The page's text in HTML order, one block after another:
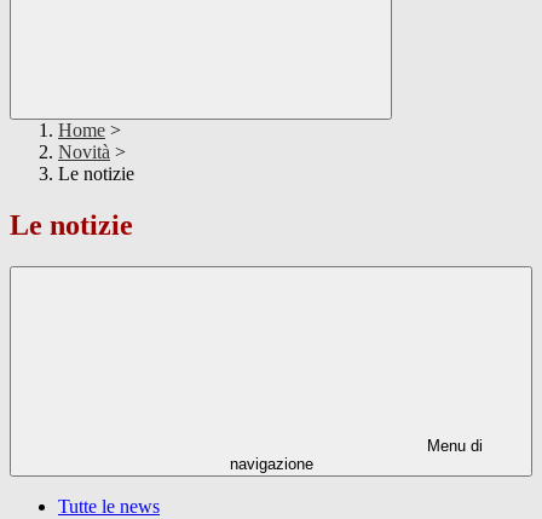
Home >
Novità >
Le notizie
Le notizie
Menu di
navigazione
Tutte le news